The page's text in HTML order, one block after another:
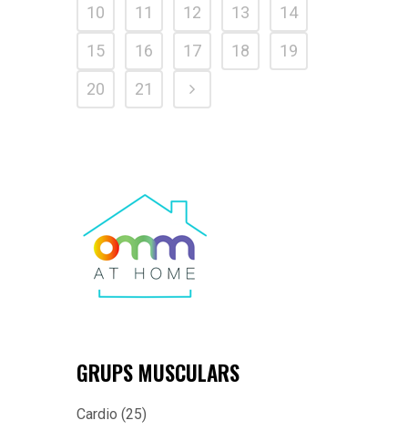
10
11 12 13
14
15
16 17 18
19
20
21
GRUPS MUSCULARS
Cardio (25)